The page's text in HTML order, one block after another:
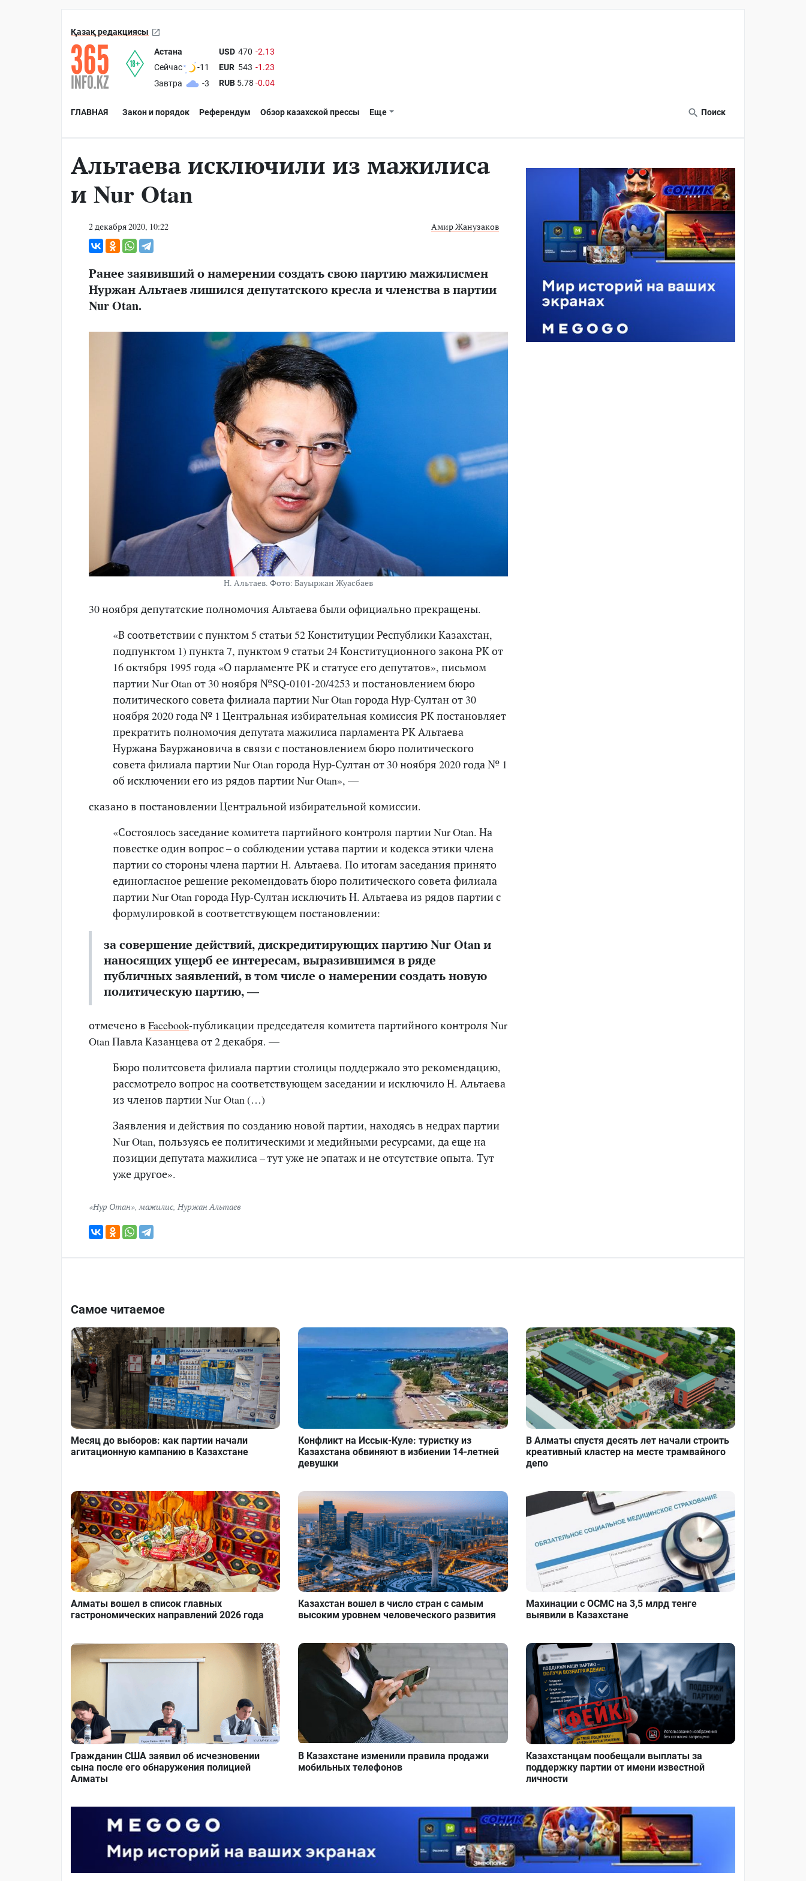
Қазақ редакциясы
Астана
Сейчас
-11
Завтра
-3
USD 470 -2.13
EUR 543 -1.23
RUB 5.78 -0.04
ГЛАВНАЯ Закон и порядок Референдум Обзор казахской прессы Еще Поиск
Альтаева исключили из мажилиса
и Nur Otan
2 декабря 2020, 10:22 Амир Жанузаков
Ранее заявивший о намерении создать свою партию мажилисмен
Нуржан Альтаев лишился депутатского кресла и членства в партии
Nur Otan.
Н. Альтаев. Фото: Бауыржан Жуасбаев
30 ноября депутатские полномочия Альтаева были официально прекращены.
«В соответствии с пунктом 5 статьи 52 Конституции Республики Казахстан,
подпунктом 1) пункта 7, пунктом 9 статьи 24 Конституционного закона РК от
16 октября 1995 года «О парламенте РК и статусе его депутатов», письмом
партии Nur Otan от 30 ноября №SQ-0101-20/4253 и постановлением бюро
политического совета филиала партии Nur Otan города Нур-Султан от 30
ноября 2020 года № 1 Центральная избирательная комиссия РК постановляет
прекратить полномочия депутата мажилиса парламента РК Альтаева
Нуржана Бауржановича в связи с постановлением бюро политического
совета филиала партии Nur Otan города Нур-Султан от 30 ноября 2020 года № 1
об исключении его из рядов партии Nur Otan», —
сказано в постановлении Центральной избирательной комиссии.
«Состоялось заседание комитета партийного контроля партии Nur Otan. На
повестке один вопрос – о соблюдении устава партии и кодекса этики члена
партии со стороны члена партии Н. Альтаева. По итогам заседания принято
единогласное решение рекомендовать бюро политического совета филиала
партии Nur Otan города Нур-Султан исключить Н. Альтаева из рядов партии с
формулировкой в соответствующем постановлении:
за совершение действий, дискредитирующих партию Nur Otan и
наносящих ущерб ее интересам, выразившимся в ряде
публичных заявлений, в том числе о намерении создать новую
политическую партию, —
отмечено в Facebook-публикации председателя комитета партийного контроля Nur
Otan Павла Казанцева от 2 декабря. —
Бюро политсовета филиала партии столицы поддержало это рекомендацию,
рассмотрело вопрос на соответствующем заседании и исключило Н. Альтаева
из членов партии Nur Otan (…)
Заявления и действия по созданию новой партии, находясь в недрах партии
Nur Otan, пользуясь ее политическими и медийными ресурсами, да еще на
позиции депутата мажилиса – тут уже не эпатаж и не отсутствие опыта. Тут
уже другое».
«Нур Отан»,мажилис, Нуржан Альтаев
Самое читаемое
Месяц до выборов: как партии начали
агитационную кампанию в Казахстане
Конфликт на Иссык-Куле: туристку из
Казахстана обвиняют в избиении 14-летней
девушки
В Алматы спустя десять лет начали строить
креативный кластер на месте трамвайного
депо
Алматы вошел в список главных
гастрономических направлений 2026 года
Казахстан вошел в число стран с самым
высоким уровнем человеческого развития
Махинации с ОСМС на 3,5 млрд тенге
выявили в Казахстане
Гражданин США заявил об исчезновении
сына после его обнаружения полицией
Алматы
В Казахстане изменили правила продажи
мобильных телефонов
Казахстанцам пообещали выплаты за
поддержку партии от имени известной
личности